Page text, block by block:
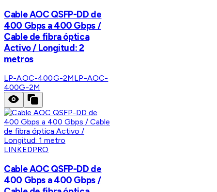
Cable AOC QSFP-DD de
400 Gbps a 400 Gbps /
Cable de fibra óptica
Activo / Longitud: 2
metros
LP-AOC-400G-2MLP-AOC-
400G-2M
LINKEDPRO
Cable AOC QSFP-DD de
400 Gbps a 400 Gbps /